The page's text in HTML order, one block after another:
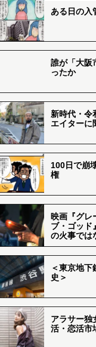
ある日の入
誰が「大阪
ったか
新時代・令
エイターに
100日で崩
権
映画『グレ
ブ・ゴッド
の火事では
＜東京地下
史＞
アラサー独
活・恋活市